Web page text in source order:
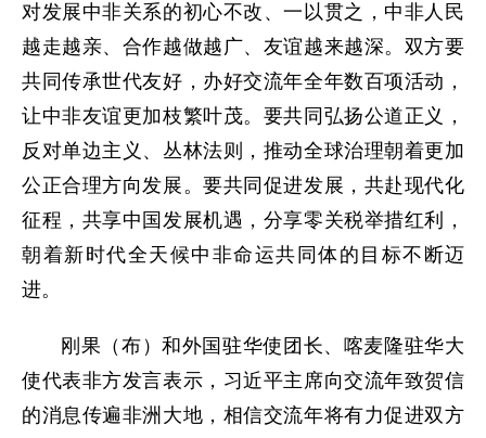
对发展中非关系的初心不改、一以贯之，中非人民
越走越亲、合作越做越广、友谊越来越深。双方要
共同传承世代友好，办好交流年全年数百项活动，
让中非友谊更加枝繁叶茂。要共同弘扬公道正义，
反对单边主义、丛林法则，推动全球治理朝着更加
公正合理方向发展。要共同促进发展，共赴现代化
征程，共享中国发展机遇，分享零关税举措红利，
朝着新时代全天候中非命运共同体的目标不断迈
进。
刚果（布）和外国驻华使团长、喀麦隆驻华大
使代表非方发言表示，习近平主席向交流年致贺信
的消息传遍非洲大地，相信交流年将有力促进双方